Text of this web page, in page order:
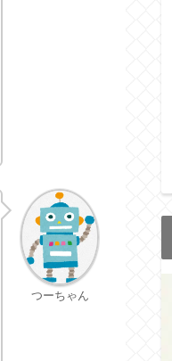
つーちゃん